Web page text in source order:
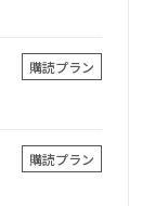
購読プラン
購読プラン